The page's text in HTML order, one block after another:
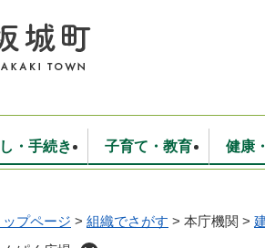
・手続き
票・戸籍・証明 防災・行政無線
子育て・教育
・出産・子育て 保育
健康
医療 福祉
農林業
学習・スポーツ 文化
そ町長室へ 坂城町について
設
ップページ > 組織でさがす > 本庁機関 >